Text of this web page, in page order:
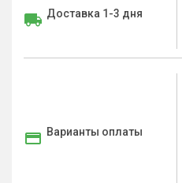
Доставка 1-3 дня
Варианты оплаты